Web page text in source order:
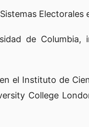
Electorales
de
el Instituto de
College